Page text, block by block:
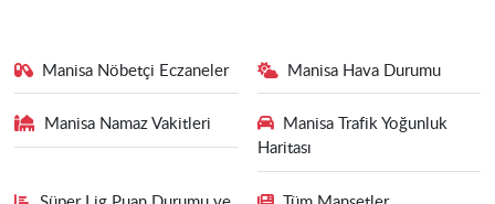
Manisa Nöbetçi Eczaneler Manisa Hava Durumu
Manisa Namaz Vakitleri
Manisa Trafik Yoğunluk
Haritası